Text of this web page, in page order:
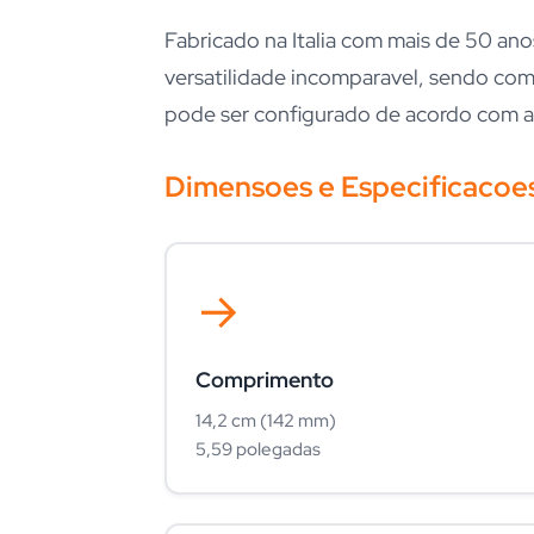
Fabricado na Italia com mais de 50
versatilidade incomparavel, sendo
pode ser configurado de acordo com
Dimensoes e
→
Comprimento
14,2 cm (142 mm)
5,59 polegadas